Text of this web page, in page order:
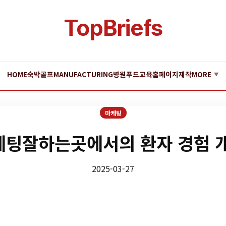
TopBriefs
HOME숙박골프MANUFACTURING병원푸드교육홈페이지제작MORE ▼
마케팅
팅잘하는곳에서의 환자 경험
2025-03-27